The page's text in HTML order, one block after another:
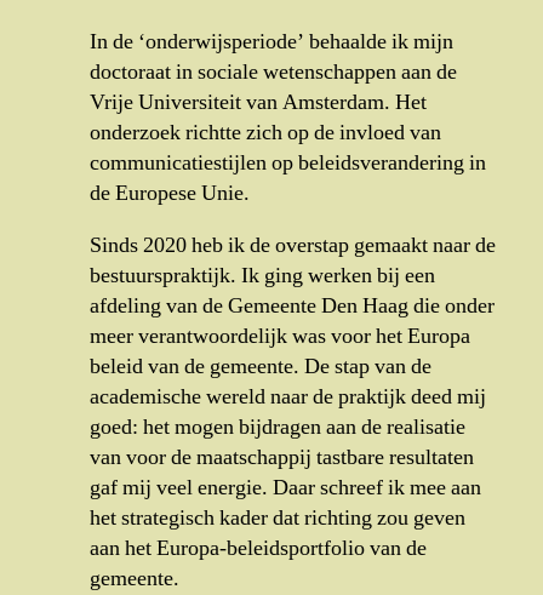
In de ‘onderwijsperiode’ behaalde ik mijn
doctoraat in sociale wetenschappen aan de
Vrije Universiteit van Amsterdam. Het
onderzoek richtte zich op de invloed van
communicatiestijlen op beleidsverandering in
de Europese Unie.
Sinds 2020 heb ik de overstap gemaakt naar de
bestuurspraktijk. Ik ging werken bij een
afdeling van de Gemeente Den Haag die onder
meer verantwoordelijk was voor het Europa
beleid van de gemeente. De stap van de
academische wereld naar de praktijk deed mij
goed: het mogen bijdragen aan de realisatie
van voor de maatschappij tastbare resultaten
gaf mij veel energie. Daar schreef ik mee aan
het strategisch kader dat richting zou geven
aan het Europa-beleidsportfolio van de
gemeente.